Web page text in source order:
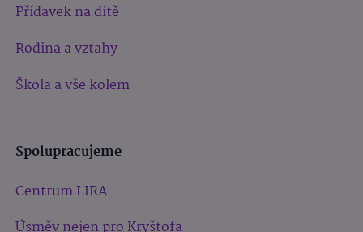
Přídavek na dítě
Rodina a vztahy
Škola a vše kolem
Spolupracujeme
Centrum LIRA
Úsměv nejen pro Kryštofa